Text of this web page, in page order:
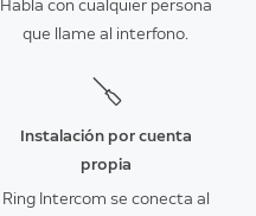
Habla con cualquier persona
que llame al interfono.
Instalación por cuenta
propia
Ring Intercom se conecta al